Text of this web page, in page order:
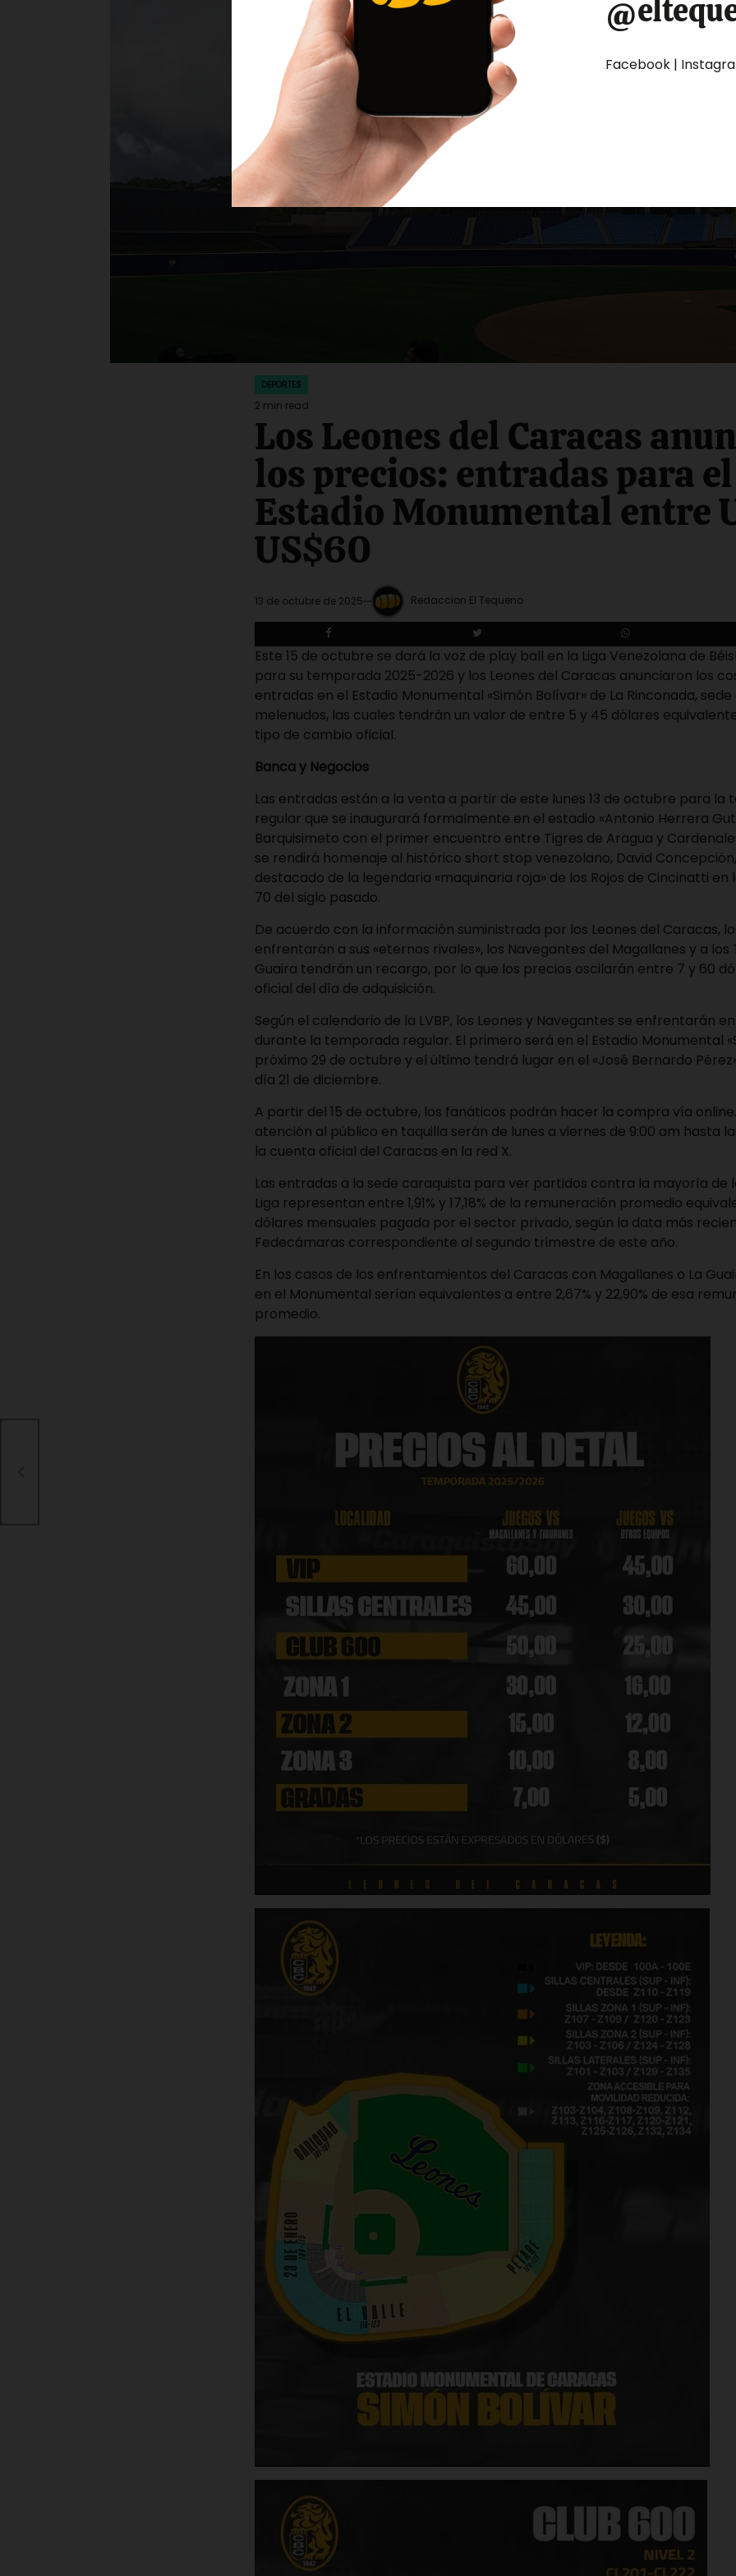
POSTED
IN
DEPORTES
Estimated
read
time
2 min read
Los Leones del Caracas
los precios: entradas para el
Estadio Monumental entre
US$60
13 de octubre de 2025 Redaccion El Tequeno
Este 15 de octubre se dará la voz de play ball en la Liga Venezolana de
para su temporada 2025-2026 y los Leones del Caracas anunciaron los
entradas en el Estadio Monumental «Simón Bolívar» de La Rinconada, sede
melenudos, las cuales tendrán un valor de entre 5 y 45 dólares
tipo de cambio oficial.
Banca y Negocios
Las entradas están a la venta a partir de este lunes 13 de octubre para la
regular que se inaugurará formalmente en el estadio «Antonio Herrera
Barquisimeto con el primer encuentro entre Tigres de Aragua y
se rendirá homenaje al histórico short stop venezolano, David
destacado de la legendaria «maquinaria roja» de los Rojos de Cincinatti en
70 del siglo pasado.
De acuerdo con la información suministrada por los Leones del Caracas,
enfrentarán a sus «eternos rivales», los Navegantes del Magallanes y a los
Guaira tendrán un recargo, por lo que los precios oscilarán entre 7 y 60
oficial del día de adquisición.
Según el calendario de la LVBP, los Leones y Navegantes se enfrentarán
durante la temporada regular. El primero será en el Estadio Monumental
próximo 29 de octubre y el último tendrá lugar en el «José Bernardo
día 21 de diciembre.
A partir del 15 de octubre, los fanáticos podrán hacer la compra vía
atención al público en taquilla serán de lunes a viernes de 9:00 am hasta
la cuenta oficial del Caracas en la red X.
Las entradas a la sede caraquista para ver partidos contra la mayoría de
Liga representan entre 1,91% y 17,18% de la remuneración promedio
dólares mensuales pagada por el sector privado, según la data más
Fedecámaras correspondiente al segundo trimestre de este año.
En los casos de los enfrentamientos del Caracas con Magallanes o La
en el Monumental serían equivalentes a entre 2,67% y 22,90% de esa
promedio.
Facebook |